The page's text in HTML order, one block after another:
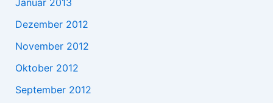
Dezember 2012
November 2012
Oktober 2012
September 2012